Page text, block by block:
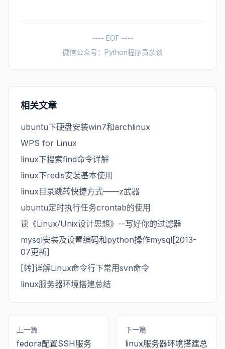
---- EOF ----
微信公众号：Python程序员杂谈
相关文章
ubuntu下硬盘安装win7和archlinux
WPS for Linux
linux下搜索find命令详解
linux下redis安装基本使用
linux目录跳转快捷方式——z武器
ubuntu定时执行任务crontab的使用
读《Linux/Unix设计思想》--写好你的过滤器
mysql安装及设置编码和python操作mysql[2013-
07更新]
[转]详解Linux命令行下常用svn命令
linux服务器环境搭建总结
上一篇
fedora配置SSH服务
下一篇
linux服务器环境搭建总